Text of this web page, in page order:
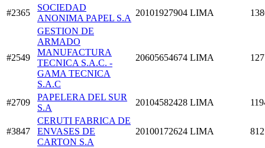
#2365
SOCIEDAD
ANONIMA PAPEL S.A
20101927904 LIMA
#2549
GESTION DE
ARMADO
MANUFACTURA
TECNICA S.A.C. -
GAMA TECNICA
S.A.C
20605654674 LIMA
#2709
PAPELERA DEL SUR
S.A
20104582428 LIMA
#3847
CERUTI FABRICA DE
ENVASES DE
CARTON S.A
20100172624 LIMA